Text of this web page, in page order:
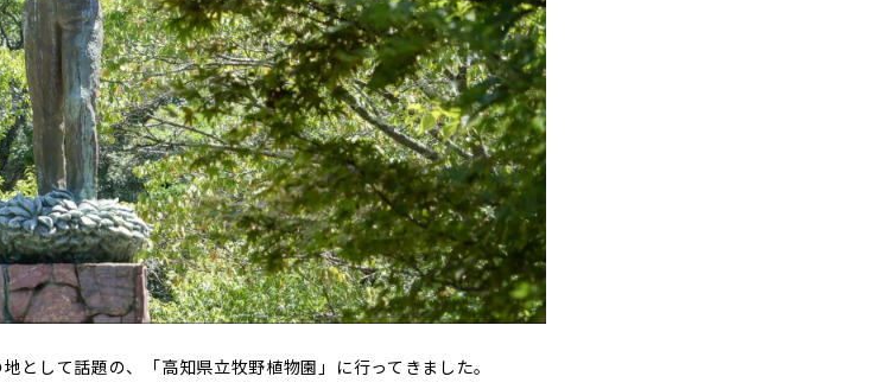
として話題の、「高知県立牧野植物園」に行ってきました。